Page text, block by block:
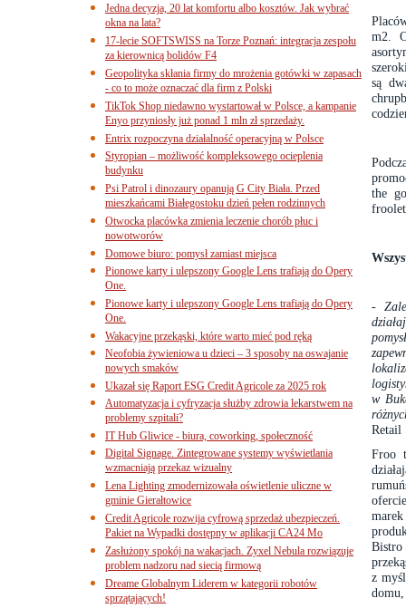
m2.
są
the
-
w
Retail
Froo
z
domu,
Jedna decyzja, 20 lat komfortu albo kosztów. Jak wybrać
okna na lata?
17-lecie SOFTSWISS na Torze Poznań: integracja zespołu
za kierownicą bolidów F4
Geopolityka skłania firmy do mrożenia gotówki w zapasach
- co to może oznaczać dla firm z Polski
TikTok Shop niedawno wystartował w Polsce, a kampanie
Enyo przyniosły już ponad 1 mln zł sprzedaży.
Entrix rozpoczyna działalność operacyjną w Polsce
Styropian – możliwość kompleksowego ocieplenia
budynku
Psi Patrol i dinozaury opanują G City Biała. Przed
mieszkańcami Białegostoku dzień pełen rodzinnych
Otwocka placówka zmienia leczenie chorób płuc i
nowotworów
Domowe biuro: pomysł zamiast miejsca
Pionowe karty i ulepszony Google Lens trafiają do Opery
One.
Pionowe karty i ulepszony Google Lens trafiają do Opery
One.
Wakacyjne przekąski, które warto mieć pod ręką
Neofobia żywieniowa u dzieci – 3 sposoby na oswajanie
nowych smaków
Ukazał się Raport ESG Credit Agricole za 2025 rok
Automatyzacja i cyfryzacja służby zdrowia lekarstwem na
problemy szpitali?
IT Hub Gliwice - biura, coworking, społeczność
Digital Signage. Zintegrowane systemy wyświetlania
wzmacniają przekaz wizualny
Lena Lighting zmodernizowała oświetlenie uliczne w
gminie Gierałtowice
Credit Agricole rozwija cyfrową sprzedaż ubezpieczeń.
Pakiet na Wypadki dostępny w aplikacji CA24 Mo
Zasłużony spokój na wakacjach. Zyxel Nebula rozwiązuje
problem nadzoru nad siecią firmową
Dreame Globalnym Liderem w kategorii robotów
sprzątających!